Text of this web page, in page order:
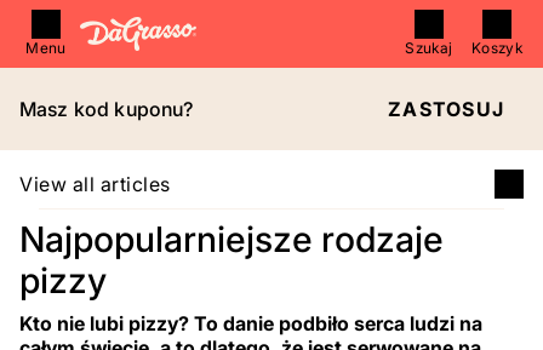
Menu Szukaj Koszyk
Masz kod kuponu? ZASTOSUJ
View all articles
Najpopularniejsze rodzaje
pizzy
Kto nie lubi pizzy? To danie podbiło serca ludzi na